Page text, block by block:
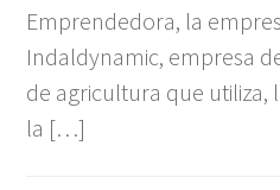
Emprendedora, la
Indaldynamic, empresa
de agricultura que utiliza,
la […]